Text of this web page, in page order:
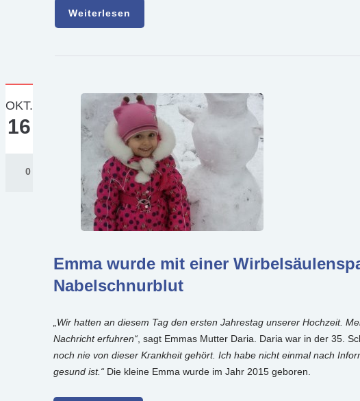
Weiterlesen
OKT.
16
0
Emma wurde mit einer
Nabelschnurblut
„Wir hatten an diesem Tag den ersten Jahrestag unserer Hochzeit.
Nachricht erfuhren“ , sagt Emmas Mutter Daria. Daria war in der 35.
noch nie von dieser Krankheit gehört. Ich habe nicht einmal nach
gesund ist.“ Die kleine Emma wurde im Jahr 2015 geboren.